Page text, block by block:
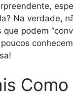
Na verdade,
podem